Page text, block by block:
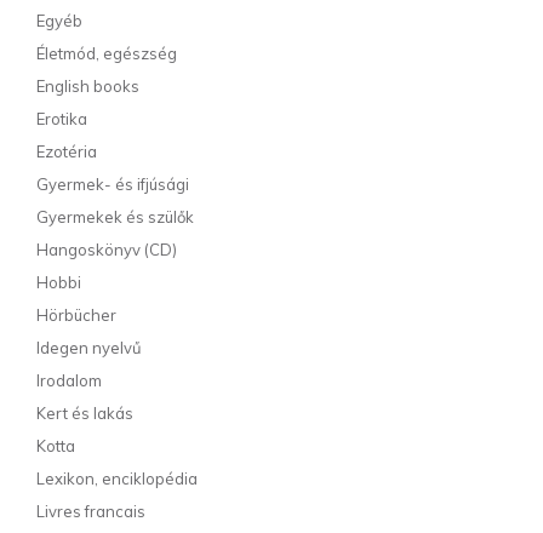
Egyéb
Életmód, egészség
English books
Erotika
Ezotéria
Gyermek- és ifjúsági
Gyermekek és szülők
Hangoskönyv (CD)
Hobbi
Hörbücher
Idegen nyelvű
Irodalom
Kert és lakás
Kotta
Lexikon, enciklopédia
Livres francais